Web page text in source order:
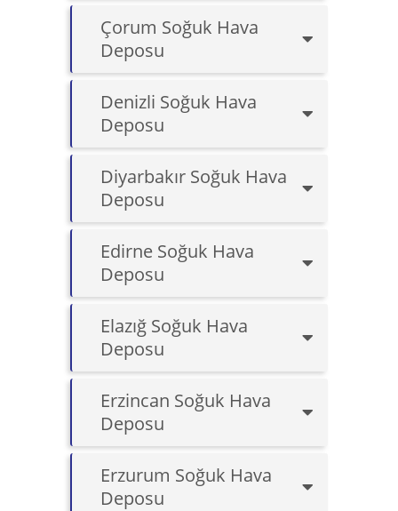
Çorum Soğuk Hava
Deposu
Denizli Soğuk Hava
Deposu
Diyarbakır Soğuk Hava
Deposu
Edirne Soğuk Hava
Deposu
Elazığ Soğuk Hava
Deposu
Erzincan Soğuk Hava
Deposu
Erzurum Soğuk Hava
Deposu